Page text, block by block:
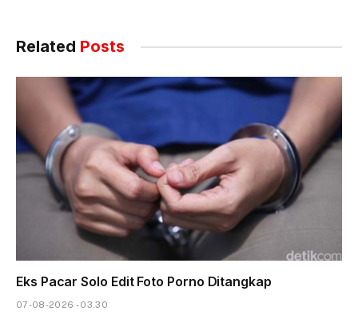
Related Posts
Eks Pacar Solo Edit Foto Porno Ditangkap
07-08-2026 - 03.30